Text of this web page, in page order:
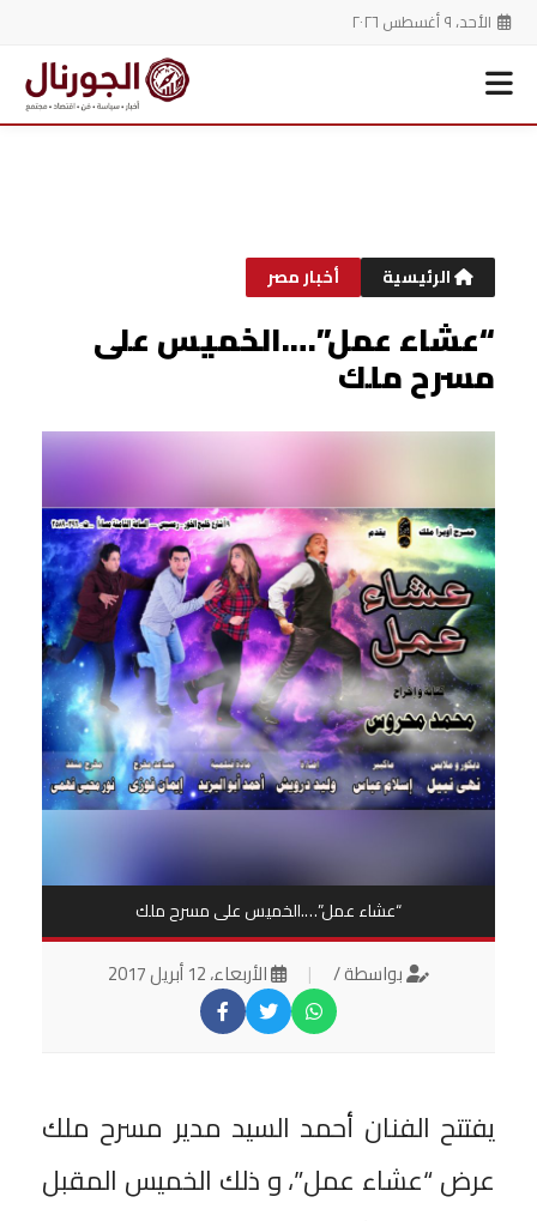
الأحد، ٩ أغسطس ٢٠٢٦
الرئيسية أخبار مصر
“عشاء عمل”….الخميس على
مسرح ملك
“عشاء عمل”….الخميس على مسرح ملك
بواسطة / | الأربعاء، 12 أبريل 2017
يفتتح الفنان أحمد السيد مدير مسرح ملك
عرض “عشاء عمل”، و ذلك الخميس المقبل